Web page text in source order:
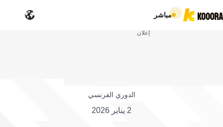
مباشر
إعلان
الدوري الفرنسي
2 يناير 2026